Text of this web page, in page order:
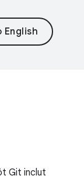
Git inclut